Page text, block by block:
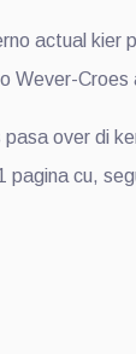
actual kier
Wever-Croes
over di
pagina cu,